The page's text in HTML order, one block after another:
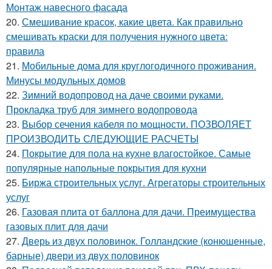
Монтаж навесного фасада
20. Смешивание красок, какие цвета. Как правильно
смешивать краски для получения нужного цвета:
правила
21. Мобильные дома для круглогодичного проживания.
Минусы модульных домов
22. Зимний водопровод на даче своими руками.
Прокладка труб для зимнего водопровода
23. Выбор сечения кабеля по мощности. ПОЗВОЛЯЕТ
ПРОИЗВОДИТЬ СЛЕДУЮЩИЕ РАСЧЕТЫ
24. Покрытие для пола на кухне влагостойкое. Самые
популярные напольные покрытия для кухни
25. Биржа строительных услуг. Агрегаторы строительных
услуг
26. Газовая плита от баллона для дачи. Преимущества
газовых плит для дачи
27. Дверь из двух половинок. Голландские (конюшенные,
барные) двери из двух половинок